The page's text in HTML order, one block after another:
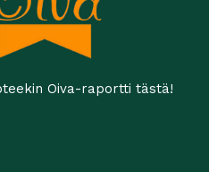
Oiva-raportti tästä!